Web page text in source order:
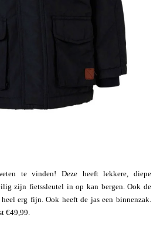
te vinden! Deze heeft lekkere, diepe
zijn fietssleutel in op kan bergen. Ook de
erg fijn. Ook heeft de jas een binnenzak.
€49,99.